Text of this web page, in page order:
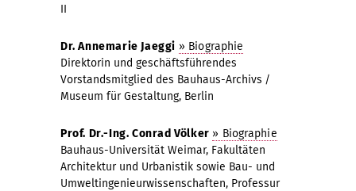
II
Dr. Annemarie Jaeggi » Biographie
Direktorin und geschäftsführendes
Vorstandsmitglied des Bauhaus-Archivs /
Museum für Gestaltung, Berlin
Prof. Dr.-Ing. Conrad Völker » Biographie
Bauhaus-Universität Weimar, Fakultäten
Architektur und Urbanistik sowie Bau- und
Umweltingenieurwissenschaften, Professur